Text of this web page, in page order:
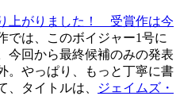
上がりました！ 受賞作は今
では、このボイジャー1号に
今回から最終候補のみの発表
。やっぱり、もっと丁寧に書
タイトルは、
ジェイムズ・